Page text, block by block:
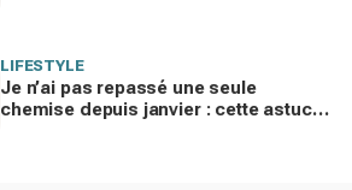
LIFESTYLE
Je n’ai pas repassé une seule
chemise depuis janvier : cette astuce